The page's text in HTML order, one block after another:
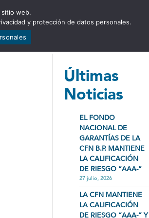
NOTICIAS CONTÁCTENOS
Últimas
Noticias
EL FONDO
NACIONAL DE
GARANTÍAS DE LA
CFN B.P. MANTIENE
LA CALIFICACIÓN
DE RIESGO “AAA-”
27 julio, 2026
LA CFN MANTIENE
LA CALIFICACIÓN
DE RIESGO “AAA-” Y
sitio web.
y protección de datos personales.